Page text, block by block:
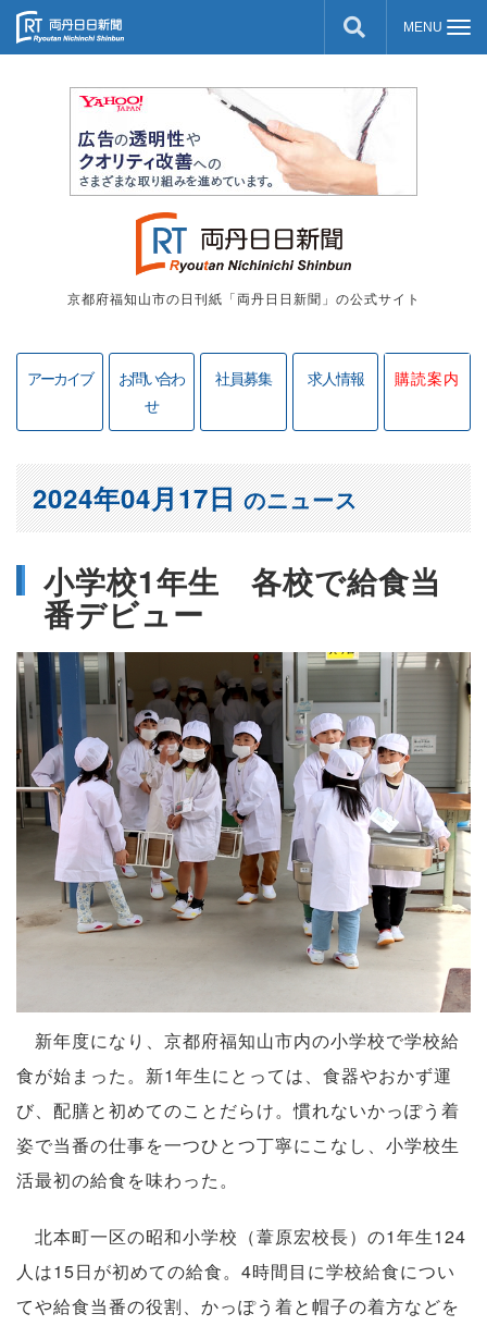
京都府福知山市の日刊紙「両丹日日新聞」の公式サイト
アーカイブ
お問い合わ
せ
社員募集 求人情報 購読案内
小学校1年生 各校で給食当
番デビュー
2024年04月17日のニュース
新年度になり、京都府福知山市内の小学校で学校給
食が始まった。新1年生にとっては、食器やおかず運
び、配膳と初めてのことだらけ。慣れないかっぽう着
姿で当番の仕事を一つひとつ丁寧にこなし、小学校生
活最初の給食を味わった。
北本町一区の昭和小学校（葦原宏校長）の1年生124
人は15日が初めての給食。4時間目に学校給食につい
てや給食当番の役割、かっぽう着と帽子の着方などを